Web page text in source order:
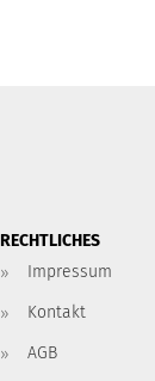
RECHTLICHES
Impressum
Kontakt
AGB